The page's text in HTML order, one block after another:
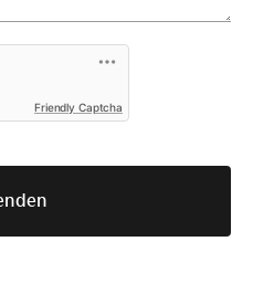
Friendly Captcha